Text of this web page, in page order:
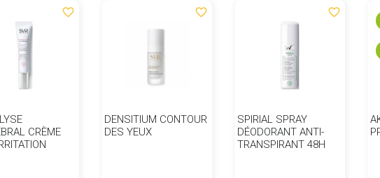
favorite_border
CRÈME
favorite_border
DENSITIUM CONTOUR
DES YEUX
favorite_border
SPIRIAL SPRAY
DÉODORANT ANTI-
TRANSPIRANT 48H